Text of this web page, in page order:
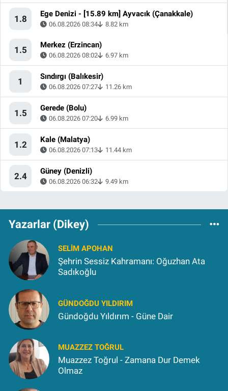
1.8 Ege Denizi - [15.89 km] Ayvacık (Çanakkale)
06.08.2026 08:34 8.82 km
1.5 Merkez (Erzincan)
06.08.2026 08:02 6.97 km
1 Sındırgı (Balıkesir)
06.08.2026 07:27 11.26 km
1.5 Gerede (Bolu)
06.08.2026 07:20 6.99 km
1.2 Kale (Malatya)
06.08.2026 07:13 11.44 km
2.4 Güney (Denizli)
06.08.2026 06:32 9.49 km
Yazarlar (Dikey)
SELIM APOHAN
Şehrin Sessiz Kahramanı: Oğuzhan Ata
Sadıkoğlu
GÜNDOĞDU YILDIRIM
Gündoğdu Yıldırım - Güne Dair
MUAZZEZ TOĞRUL
Muazzez Toğrul - Zamana Dur Demek
Olmaz